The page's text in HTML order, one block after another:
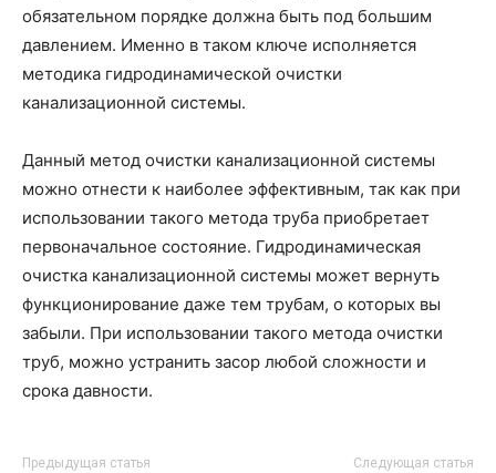
обязательном порядке должна быть под большим
давлением. Именно в таком ключе исполняется
методика гидродинамической очистки
канализационной системы.
Данный метод очистки канализационной системы
можно отнести к наиболее эффективным, так как при
использовании такого метода труба приобретает
первоначальное состояние. Гидродинамическая
очистка канализационной системы может вернуть
функционирование даже тем трубам, о которых вы
забыли. При использовании такого метода очистки
труб, можно устранить засор любой сложности и
срока давности.
Предыдущая статья Следующая статья